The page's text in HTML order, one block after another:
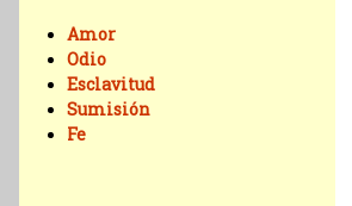
Amor
Odio
Esclavitud
Sumisión
Fe